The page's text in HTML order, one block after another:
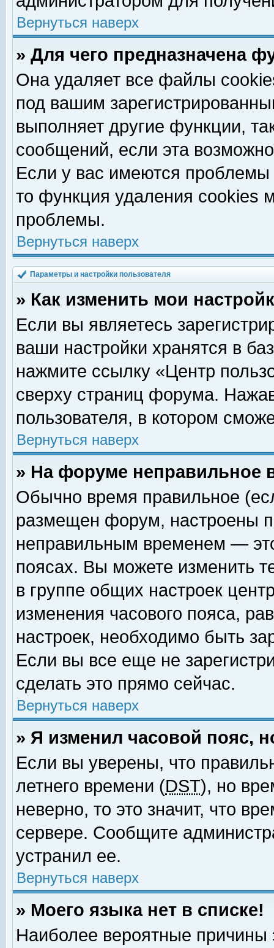
Вернуться наверх
» Для чего предназначена
Она удаляет все файлы
под вашим
выполняет другие функции,
сообщений, если эта
Если у вас имеются
то функция удаления cookies
проблемы.
Вернуться наверх
Параметры и настройки пользователя
» Как изменить мои
Если вы являетесь
ваши настройки хранятся в
нажмите ссылку «Центр
сверху страниц форума.
пользователя, в котором
Вернуться наверх
» На форуме неправильное
Обычно время правильное
размещен форум, настроены
неправильным временем —
поясах. Вы можете изменить
в группе общих настроек
изменения часового пояса,
настроек, необходимо быть
Если вы все еще не
сделать это прямо сейчас.
Вернуться наверх
» Я изменил часовой пояс,
Если вы уверены, что
летнего времени (DST), но
неверно, то это значит, что
сервере. Сообщите
устранил ее.
Вернуться наверх
» Моего языка нет в списке!
Наиболее вероятные причины